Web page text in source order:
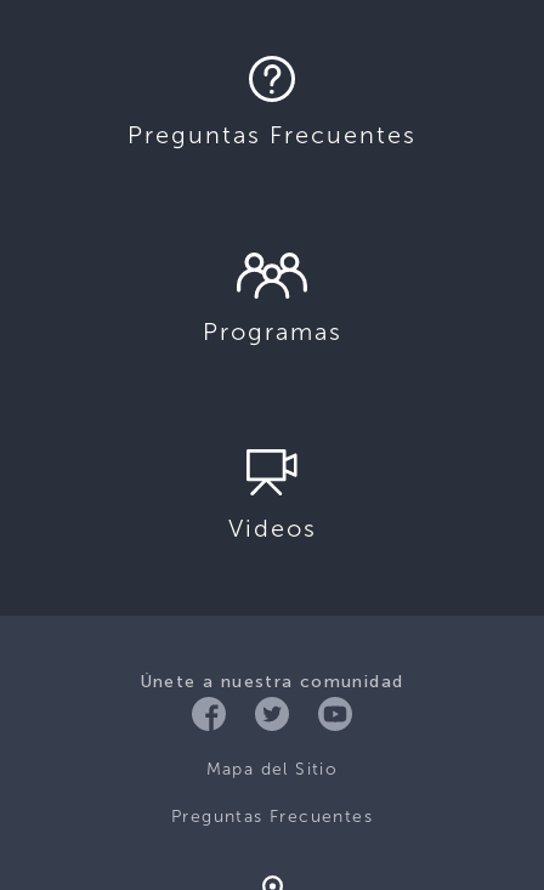
Preguntas Frecuentes
Programas
Videos
Únete a nuestra comunidad
Mapa del Sitio
Preguntas Frecuentes